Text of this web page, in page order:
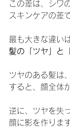
この差は、シワ
スキンケアの差
最も大きな違いは
髪の「ツヤ」と
ツヤのある髪は
すると、顔全体
逆に、ツヤを失
顔に影を作ります